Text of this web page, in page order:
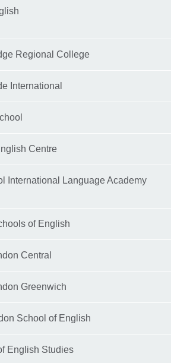
Regional College
International
Centre
International Language Academy
of English
Central
Greenwich
School of English
English Studies